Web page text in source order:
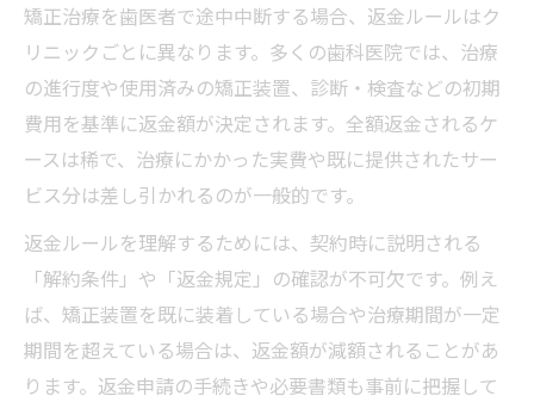
矯正治療を歯医者で途中中断する場合、返金ルールはク
リニックごとに異なります。多くの歯科医院では、治療
の進行度や使用済みの矯正装置、診断・検査などの初期
費用を基準に返金額が決定されます。全額返金されるケ
ースは稀で、治療にかかった実費や既に提供されたサー
ビス分は差し引かれるのが一般的です。
返金ルールを理解するためには、契約時に説明される
「解約条件」や「返金規定」の確認が不可欠です。例え
ば、矯正装置を既に装着している場合や治療期間が一定
期間を超えている場合は、返金額が減額されることがあ
ります。返金申請の手続きや必要書類も事前に把握して